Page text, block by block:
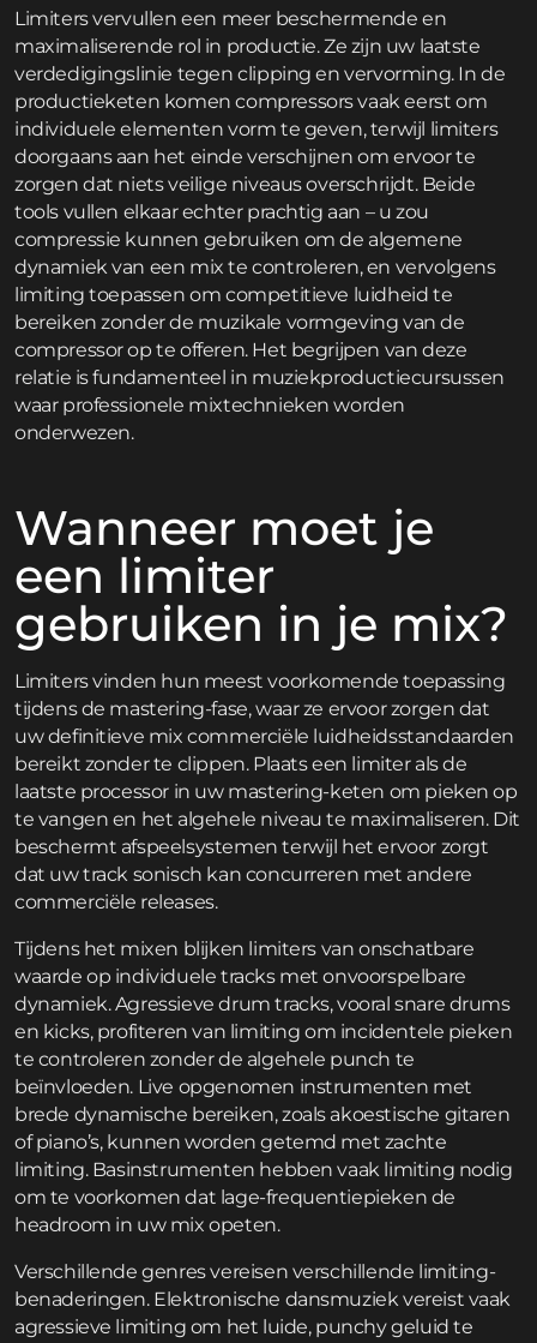
Limiters vervullen een meer beschermende en
maximaliserende rol in productie. Ze zijn uw laatste
verdedigingslinie tegen clipping en vervorming. In de
productieketen komen compressors vaak eerst om
individuele elementen vorm te geven, terwijl limiters
doorgaans aan het einde verschijnen om ervoor te
zorgen dat niets veilige niveaus overschrijdt. Beide
tools vullen elkaar echter prachtig aan – u zou
compressie kunnen gebruiken om de algemene
dynamiek van een mix te controleren, en vervolgens
limiting toepassen om competitieve luidheid te
bereiken zonder de muzikale vormgeving van de
compressor op te offeren. Het begrijpen van deze
relatie is fundamenteel in muziekproductiecursussen
waar professionele mixtechnieken worden
onderwezen.
Wanneer moet je
een limiter
gebruiken in je mix?
Limiters vinden hun meest voorkomende toepassing
tijdens de mastering-fase, waar ze ervoor zorgen dat
uw definitieve mix commerciële luidheidsstandaarden
bereikt zonder te clippen. Plaats een limiter als de
laatste processor in uw mastering-keten om pieken op
te vangen en het algehele niveau te maximaliseren. Dit
beschermt afspeelsystemen terwijl het ervoor zorgt
dat uw track sonisch kan concurreren met andere
commerciële releases.
Tijdens het mixen blijken limiters van onschatbare
waarde op individuele tracks met onvoorspelbare
dynamiek. Agressieve drum tracks, vooral snare drums
en kicks, profiteren van limiting om incidentele pieken
te controleren zonder de algehele punch te
beïnvloeden. Live opgenomen instrumenten met
brede dynamische bereiken, zoals akoestische gitaren
of piano’s, kunnen worden getemd met zachte
limiting. Basinstrumenten hebben vaak limiting nodig
om te voorkomen dat lage-frequentiepieken de
headroom in uw mix opeten.
Verschillende genres vereisen verschillende limiting-
benaderingen. Elektronische dansmuziek vereist vaak
agressieve limiting om het luide, punchy geluid te